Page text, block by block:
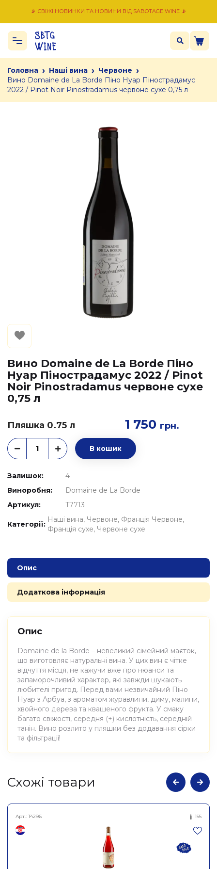
📡 СВІЖІ НОВИНКИ ТА НОВИНИ ВІД SABOTAGE WINE 📡
Головна › Наші вина › Червоне ›
Вино Domaine de La Borde Піно Нуар Пінострадамус
2022 / Pinot Noir Pinostradamus червоне сухе 0,75 л
Вино Domaine de La Borde Піно
Нуар Пінострадамус 2022 / Pinot
Noir Pinostradamus червоне сухе
0,75 л
Пляшка 0.75 л 1 750 грн.
В кошик
Залишок:
4
Виноробня:
Domaine de La Borde
Артикул:
T7713
Категорії:
Наші вина Червоне Франція Червоне
Франція сухе Червоне сухе
Опис
Додаткова інформація
Опис
Domaine de la Borde – невеликий сімейний маєток,
що виготовляє натуральні вина. У цих вин є чітке
відчуття місця, не кажучи вже про нюанси та
запаморочливий характер, які завжди шукають
любителі пригод. Перед вами незвичайний Піно
Нуар з Арбуа, з ароматом журавлини, диму, малини,
хвойного дерева та квашеного фрукта. У смаку
багато свіжості, середня (+) кислотність, середній
танін. Вино розлито у пляшки без додавання сірки
та фільтрації!
Атрибути
Вино виноградне
натуральне сухе червоне
Піно Нуар Пінострадамус
2022, Domaine de La Borde
0,75л
Cхожі товари
Арт.:T4296 155